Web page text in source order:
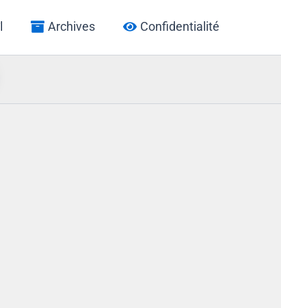
Archives Confidentialité